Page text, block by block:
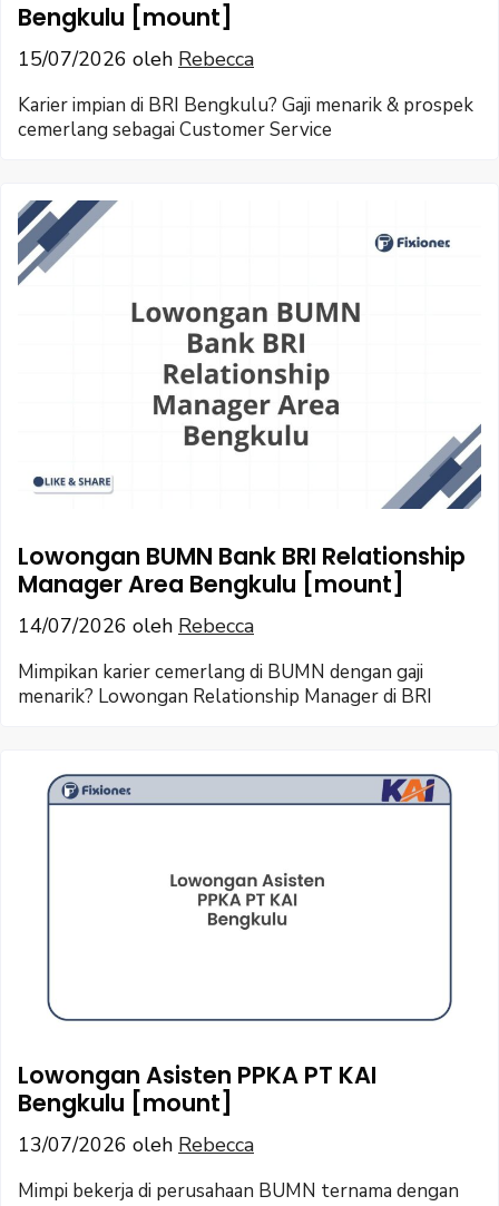
Bengkulu [mount]
15/07/2026 oleh Rebecca
Karier impian di BRI Bengkulu? Gaji menarik & prospek
cemerlang sebagai Customer Service
Lowongan BUMN Bank BRI Relationship
Manager Area Bengkulu [mount]
14/07/2026 oleh Rebecca
Mimpikan karier cemerlang di BUMN dengan gaji
menarik? Lowongan Relationship Manager di BRI
Lowongan Asisten PPKA PT KAI
Bengkulu [mount]
13/07/2026 oleh Rebecca
Mimpi bekerja di perusahaan BUMN ternama dengan